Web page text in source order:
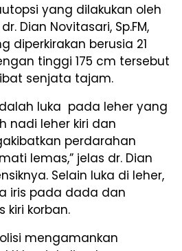
yang dilakukan oleh
Dian Novitasari, Sp.FM,
diperkirakan berusia 21
tinggi 175 cm tersebut
senjata tajam.
luka pada leher yang
nadi leher kiri dan
perdarahan
lemas,” jelas dr. Dian
Selain luka di leher,
iris pada dada dan
korban.
mengamankan